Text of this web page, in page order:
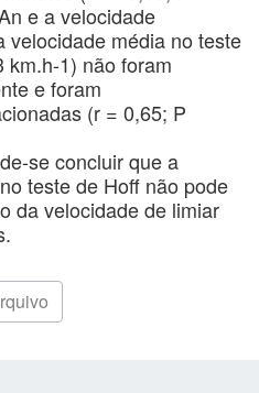
e a velocidade
velocidade média no teste
km.h-1) não foram
e foram
(r = 0,65; P
se concluir que a
teste de Hoff não pode
da velocidade de limiar